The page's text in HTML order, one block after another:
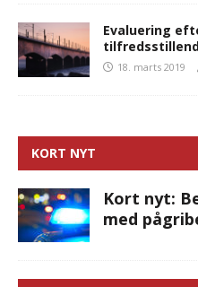
Evaluering
18. marts 2019
KORT NYT
Kort nyt:
med